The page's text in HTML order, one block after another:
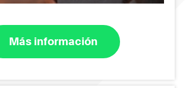
Más información